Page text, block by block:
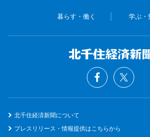
暮らす・働く 学ぶ・
北千住経済新聞について
プレスリリース・情報提供はこちらから